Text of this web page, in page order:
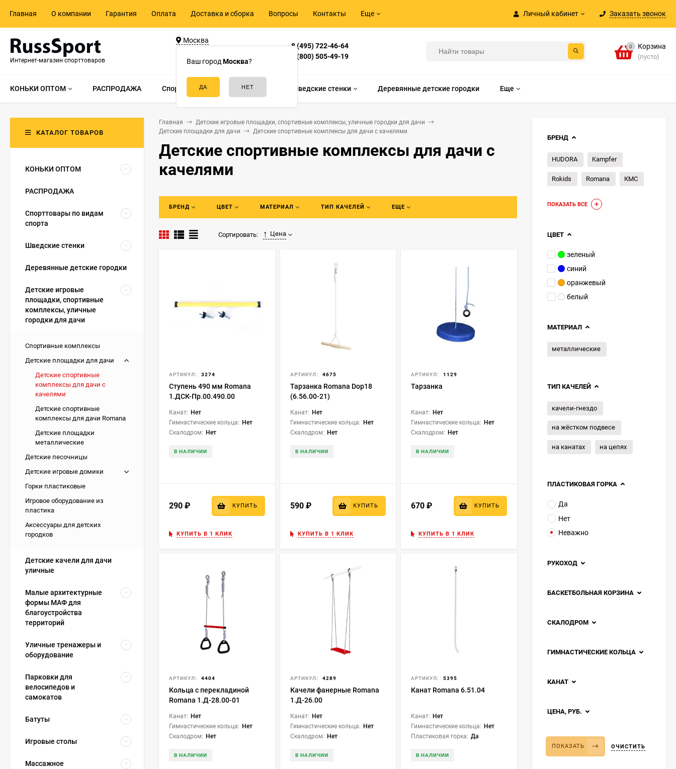
Личный кабинет Заказать звонок
Главная О компании Гарантия Оплата Доставка и сборка Вопросы Контакты Еще
Интернет-магазин спорттоваров
Москва
Ваш город Москва?
д.55, стр.1
8 (495) 722-46-64
8 (800) 505-49-19
0 Корзина
(пусто)
КОНЬКИ ОПТОМ РАСПРОДАЖА Спорттовары по видам спорта Шведские стенки Деревянные детские городки Еще
Главная
Детские игровые площадки, спортивные комплексы, уличные городки для дачи
Детские площадки для дачи
Детские спортивные комплексы для дачи с качелями
Детские спортивные комплексы для дачи с
качелями
БРЕНД ЦВЕТ МАТЕРИАЛ ТИП КАЧЕЛЕЙ ЕЩЕ
Сортировать: Цена
АРТИКУЛ: 3274
Ступень 490 мм Romana
1.ДСК-Пр.00.490.00
Канат: Нет
Гимнастические кольца: Нет
Скалодром: Нет
В НАЛИЧИИ
290 КУПИТЬ
КУПИТЬ В 1 КЛИК
АРТИКУЛ: 4675
Тарзанка Romana Dop18
(6.56.00-21)
Канат: Нет
Гимнастические кольца: Нет
Скалодром: Нет
В НАЛИЧИИ
590 ₽ КУПИТЬ
КУПИТЬ В 1 КЛИК
АРТИКУЛ: 1129
Тарзанка
Канат: Нет
Гимнастические кольца: Нет
Скалодром: Нет
В НАЛИЧИИ
670 КУПИТЬ
КУПИТЬ В 1 КЛИК
АРТИКУЛ: 4404
Кольца с перекладиной
Romana 1.Д-28.00-01
Канат: Нет
Гимнастические кольца: Нет
Скалодром: Нет
В НАЛИЧИИ
АРТИКУЛ: 4289
Качели фанерные Romana
1.Д-26.00
Канат: Нет
Гимнастические кольца: Нет
Скалодром: Нет
В НАЛИЧИИ
АРТИКУЛ: 5395
Канат Romana 6.51.04
Канат: Нет
Гимнастические кольца: Нет
Пластиковая горка: Да
В НАЛИЧИИ
КАТАЛОГ ТОВАРОВ
КОНЬКИ ОПТОМ
РАСПРОДАЖА
Спорттовары по видам
спорта
Шведские стенки
Деревянные детские городки
Детские игровые
площадки, спортивные
комплексы, уличные
городки для дачи
Спортивные комплексы
Детские площадки для дачи
Детские спортивные
комплексы для дачи с
качелями
Детские спортивные
комплексы для дачи Romana
Детские площадки
металлические
Детские песочницы
Детские игровые домики
Горки пластиковые
Игровое оборудование из
пластика
Аксессуары для детских
городков
Детские качели для дачи
уличные
Малые архитектурные
формы МАФ для
благоустройства
территорий
Уличные тренажеры и
оборудование
Парковки для
велосипедов и
самокатов
Батуты
Игровые столы
Массажное
БРЕНД
HUDORA Kampfer
Rokids Romana КМС
ПОКАЗАТЬ ВСЕ
ЦВЕТ
зеленый
синий
оранжевый
белый
МАТЕРИАЛ
металлические
ТИП КАЧЕЛЕЙ
качели-гнездо
на жёстком подвесе
на канатах на цепях
ПЛАСТИКОВАЯ ГОРКА
Да
Нет
Неважно
РУКОХОД
БАСКЕТБОЛЬНАЯ КОРЗИНА
СКАЛОДРОМ
ГИМНАСТИЧЕСКИЕ КОЛЬЦА
КАНАТ
ЦЕНА, РУБ.
ПОКАЗАТЬ ОЧИСТИТЬ